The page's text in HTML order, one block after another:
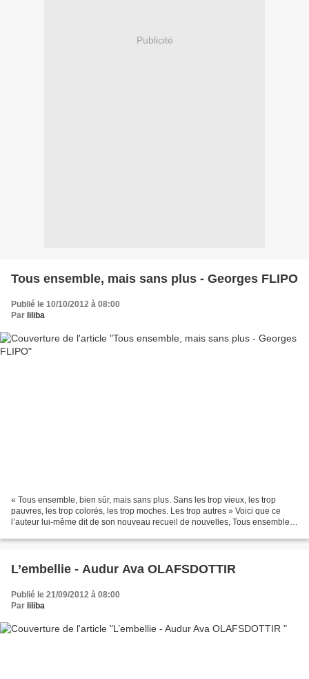
Publicité
Tous ensemble, mais sans plus - Georges FLIPO
Publié le 10/10/2012 à 08:00
Par liliba
« Tous ensemble, bien sûr, mais sans plus. Sans les trop vieux, les trop
pauvres, les trop colorés, les trop moches. Les trop autres » Voici que ce
l’auteur lui-même dit de son nouveau recueil de nouvelles, Tous ensemble,
L’embellie - Audur Ava OLAFSDOTTIR
Publié le 21/09/2012 à 08:00
Par liliba